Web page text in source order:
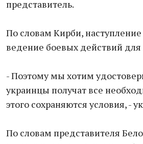
представитель.
По словам Кирби,
ведение боевых действий для
- Поэтому мы хотим
украинцы получат все
этого сохраняются условия, -
По словам представителя